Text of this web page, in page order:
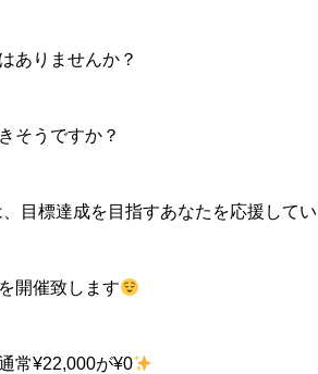
ありませんか？
そうですか？
目標達成を目指すあなたを応援して
開催致します
常¥22,000が¥0